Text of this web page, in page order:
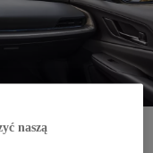
i pasażerowie mają dużo przestrzeni,
do tego należy subtelne elementy
naszą